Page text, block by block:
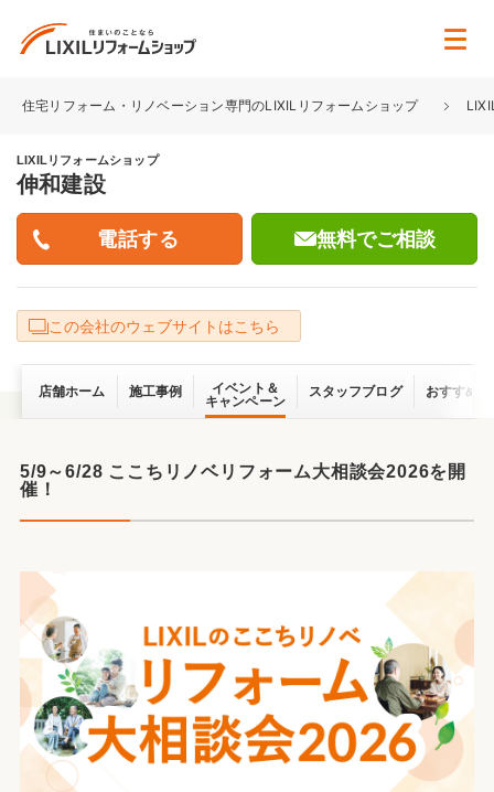
住宅リフォーム・リノベーション専門のLIXILリフォームショップ
LIXILリフォームショップ
伸和建設
無料でご相談
この会社のウェブサイトはこちら
店舗ホーム 施工事例
イベント＆
キャンペーン
スタッフブログ おすすめ
5/9～6/28 ここちリノベリフォーム大相談会2026を開
催！